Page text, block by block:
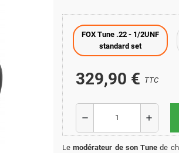
FOX Tune .22 - 1/2UNF
standard set
329,90 € TTC
remove add
Lemodérateur de son Tune de